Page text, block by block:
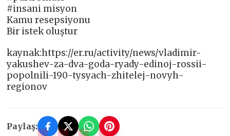
#insani misyon
Kamu resepsiyonu
Bir istek oluştur
kaynak:https://er.ru/activity/news/vladimir-
yakushev-za-dva-goda-ryady-edinoj-rossii-
popolnili-190-tysyach-zhitelej-novyh-
regionov
Paylaş: